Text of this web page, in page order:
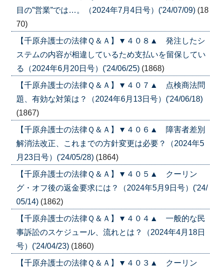
目の”営業”では…。（2024年7月4日号）('24/07/09) (18
70)
【千原弁護士の法律Ｑ＆Ａ】▼４０８▲ 発注したシ
ステムの内容が相違しているため支払いを留保してい
る（2024年6月20日号）('24/06/25) (1868)
【千原弁護士の法律Ｑ＆Ａ】▼４０７▲ 点検商法問
題、有効な対策は？（2024年6月13日号）('24/06/18)
(1867)
【千原弁護士の法律Ｑ＆Ａ】▼４０６▲ 障害者差別
解消法改正、これまでの方針変更は必要？（2024年5
月23日号）('24/05/28) (1864)
【千原弁護士の法律Ｑ＆Ａ】▼４０５▲ クーリン
グ・オフ後の返金要求には？（2024年5月9日号）('24/
05/14) (1862)
【千原弁護士の法律Ｑ＆Ａ】▼４０４▲ 一般的な民
事訴訟のスケジュール、流れとは？（2024年4月18日
号）('24/04/23) (1860)
【千原弁護士の法律Ｑ＆Ａ】▼４０３▲ クーリン